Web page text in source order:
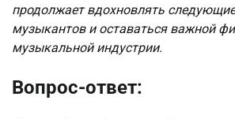
продолжает вдохновлять
музыкантов и оставаться важной
музыкальной индустрии.
Вопрос-ответ: